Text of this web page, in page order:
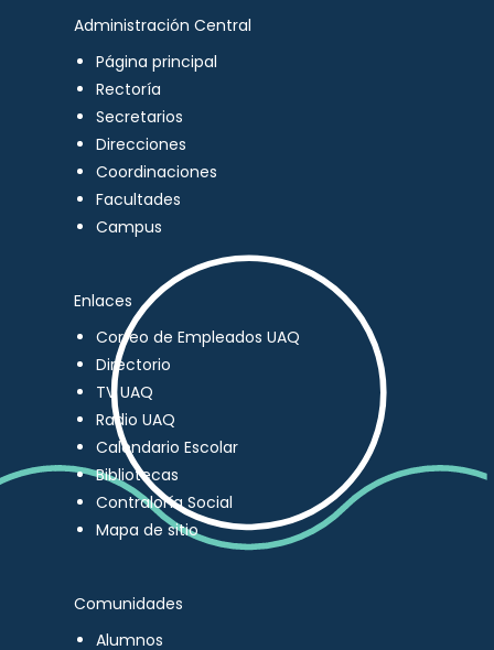
Administración Central
Página principal
Rectoría
Secretarios
Direcciones
Coordinaciones
Facultades
Campus
Enlaces
Correo de Empleados UAQ
Directorio
TV UAQ
Radio UAQ
Calendario Escolar
Bibliotecas
Contraloría Social
Mapa de sitio
Comunidades
Alumnos